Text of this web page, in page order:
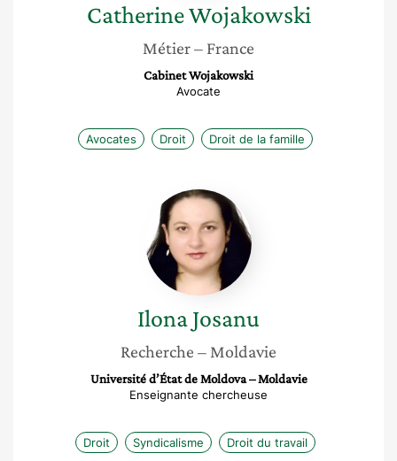
CatherineWojakowski
Métier– France
Cabinet Wojakowski
Avocate
Avocates Droit Droit de la famille
Ilona
Josanu
IlonaJosanu
Recherche – Moldavie
Université d’État de Moldova – Moldavie
Enseignante chercheuse
Droit Syndicalisme Droit du travail